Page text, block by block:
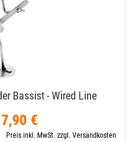
Bassist - Wired Line
€
Preis inkl. MwSt. zzgl. Versandkosten